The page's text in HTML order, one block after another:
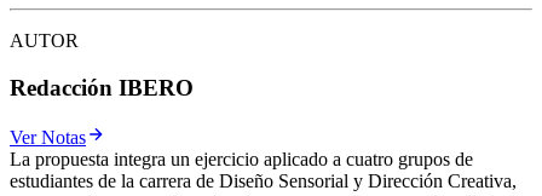
AUTOR
Redacción IBERO
Ver Notas
La propuesta integra un ejercicio aplicado a cuatro grupos de
estudiantes de la carrera de Diseño Sensorial y Dirección Creativa,